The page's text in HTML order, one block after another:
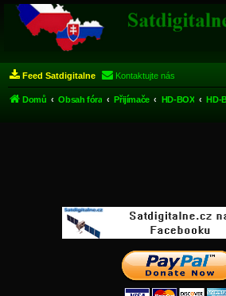
Feed Satdigitalne Kontaktujte nás
Domů Obsah fóra Přijímače HD-BOX